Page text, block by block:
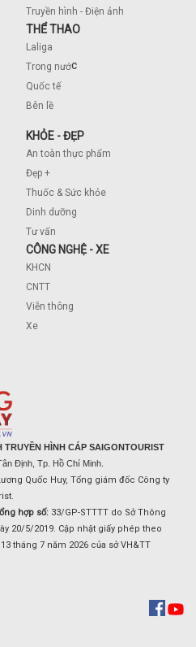
Truyền hình - Điện ảnh
THỂ THAO
Laliga
Trong nước
Quốc tế
Bên lề
KHỎE - ĐẸP
An toàn thực phẩm
Đẹp +
Thuốc & Sức khỏe
Dinh dưỡng
Tư vấn
CÔNG NGHỆ - XE
KHCN
CNTT
Viễn thông
Xe
TRUYỀN HÌNH CÁP SAIGONTOURIST
Định, Tp. Hồ Chí Minh.
Quốc Huy, Tổng giám đốc Công ty
hợp số: 33/GP-STTTT do Sở Thông
20/5/2019. Cập nhật giấy phép theo
tháng 7 năm 2026 của sở VH&TT